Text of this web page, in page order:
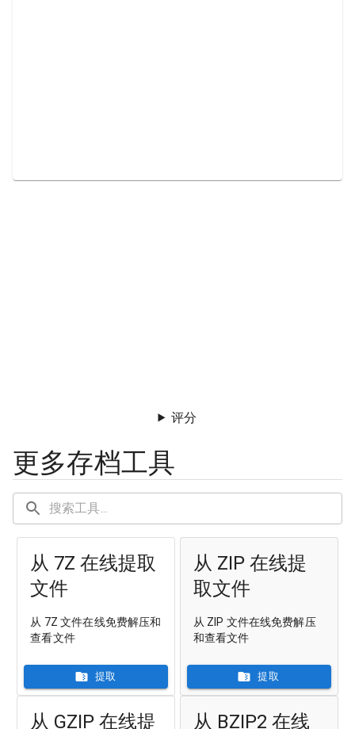
评分
更多存档工具
从 7Z 在线提取
文件
从 7Z 文件在线免费解压和
查看文件
提取
从 ZIP 在线提
取文件
从 ZIP 文件在线免费解压
和查看文件
提取
从 GZIP 在线提 从 BZIP2 在线